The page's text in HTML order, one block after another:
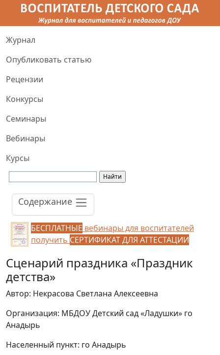
Журнал
Опубликовать статью
Рецензии
Конкурсы
Семинары
Вебинары
Курсы
Содержание
БЕСПЛАТНЫЕ вебинары для воспитателей
получить СЕРТИФИКАТ ДЛЯ АТТЕСТАЦИИ
Сценарий праздника «Праздник
детства»
Автор: Некрасова Светлана Алексеевна
Организация: МБДОУ Детский сад «Ладушки» го
Анадырь
Населенный пункт: го Анадырь